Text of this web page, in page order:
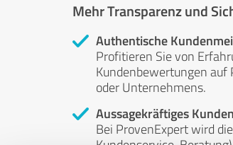
Mehr Transparenz und
Authentische
Profitieren Sie von
Kundenbewertungen auf
oder Unternehmens.
Aussagekräftiges
Bei ProvenExpert wird